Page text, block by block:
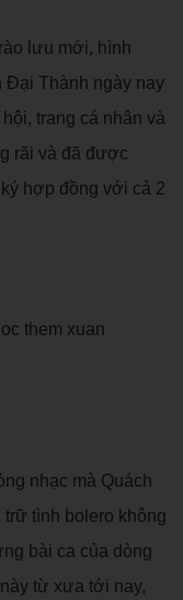
lưu mới, hình
Đại Thành ngày nay
trang cá nhân và
rãi và đã được
hợp đồng với cả 2
nhạc mà Quách
tình bolero không
bài ca của dòng
từ xưa tới nay,